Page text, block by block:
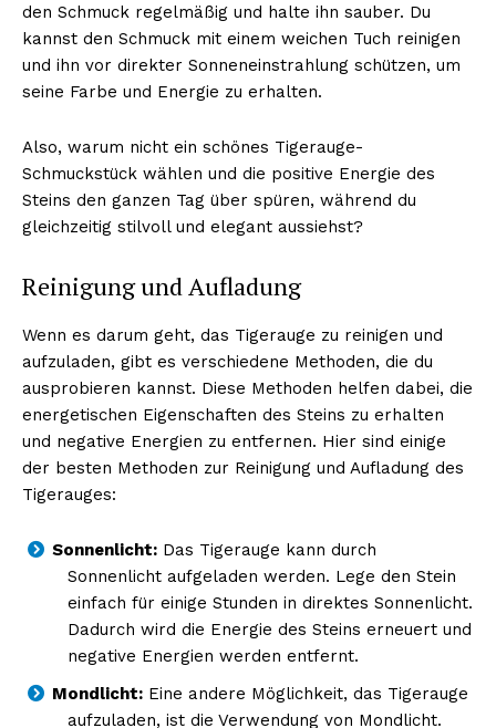
den Schmuck regelmäßig und halte ihn sauber. Du
kannst den Schmuck mit einem weichen Tuch reinigen
und ihn vor direkter Sonneneinstrahlung schützen, um
seine Farbe und Energie zu erhalten.
Also, warum nicht ein schönes Tigerauge-
Schmuckstück wählen und die positive Energie des
Steins den ganzen Tag über spüren, während du
gleichzeitig stilvoll und elegant aussiehst?
Reinigung und Aufladung
Wenn es darum geht, das Tigerauge zu reinigen und
aufzuladen, gibt es verschiedene Methoden, die du
ausprobieren kannst. Diese Methoden helfen dabei, die
energetischen Eigenschaften des Steins zu erhalten
und negative Energien zu entfernen. Hier sind einige
der besten Methoden zur Reinigung und Aufladung des
Tigerauges:
Sonnenlicht: Das Tigerauge kann durch
Sonnenlicht aufgeladen werden. Lege den Stein
einfach für einige Stunden in direktes Sonnenlicht.
Dadurch wird die Energie des Steins erneuert und
negative Energien werden entfernt.
Mondlicht: Eine andere Möglichkeit, das Tigerauge
aufzuladen, ist die Verwendung von Mondlicht.